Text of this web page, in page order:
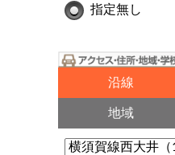
指定無し
沿線
地域